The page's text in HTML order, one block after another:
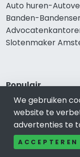
Auto huren-
Banden-
Slotenmaker
Populair
Woningruil
Prive Spa-Sauna
Incassobureau
Bedrijfsruimte
We gebruiken
website te
advertenties te
ACCEPTEREN